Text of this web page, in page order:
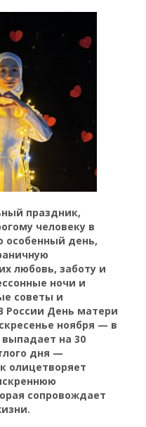
праздник,
человеку в
особенный день,
любовь, заботу и
ночи и
советы и
России День матери
ноября — в
на 30
дня —
олицетворяет
сопровождает